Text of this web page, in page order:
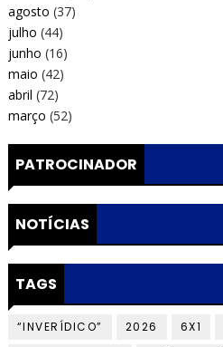
agosto (37)
julho (44)
junho (16)
maio (42)
abril (72)
março (52)
PATROCINADOR
NOTÍCIAS
TAGS
“INVERÍDICO” 2026 6X1